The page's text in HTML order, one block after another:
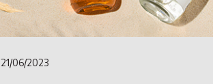
21/06/2023